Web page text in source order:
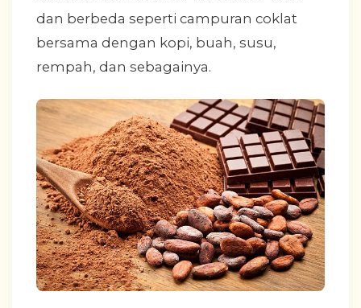
dan berbeda seperti campuran coklat
bersama dengan kopi, buah, susu,
rempah, dan sebagainya.